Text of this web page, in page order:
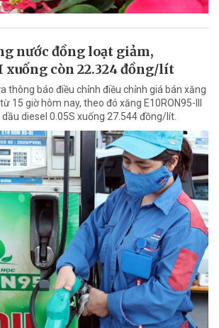
nước đồng loạt giảm,
xuống còn 22.324 đồng/lít
thông báo điều chỉnh điều chỉnh giá bán xăng
15 giờ hôm nay, theo đó xăng E10RON95-III
diesel 0.05S xuống 27.544 đồng/lít.